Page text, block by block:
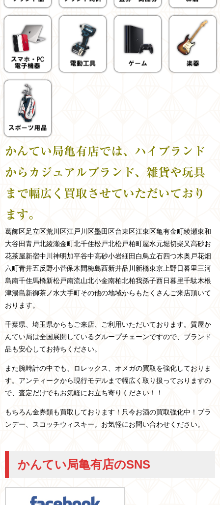
かんてい局亀有店では、ハイブランド
からカジュアルブランド、雑貨や玩具
まで幅広く買取させていただいており
ます。
葛飾区足立区荒川区江戸川区墨田区台東区江東区亀有金町綾瀬東和
大谷田青戸北綾瀬金町北千住松戸北松戸柏町屋水元堀切柴又高砂お
花茶屋新宿中川 神明加平谷中高砂小岩細田白鳥立石四つ木奥戸花畑
六町青井五反野小菅保木間梅島西新井品川 新橋東京 上野日暮里三河
島南千住馬橋新松戸南流山北小金南柏北柏我孫子西日暮里千駄木根
津湯島新御茶ノ水大手町その他の地域からもたくさんご来店頂いて
おります。
千葉県、埼玉県からもご来店、ご利用いただいております。 質屋か
んてい局は全国展開しているグループチェーンですので、ブランド
品も安心してお持ちください。
また腕時計の中でも、ロレックス、オメガの買取を強化しておりま
す。アンティークから現行モデルまで幅広く取り扱っておりますの
で、査定だけでもお気軽にお立ち寄りください！！
もちろん金券類も買取しております！只今お酒の買取強化中！ブラ
ンデー、スコッチウィスキー。お気軽にお問い合わせください。
かんてい局亀有店のSNS